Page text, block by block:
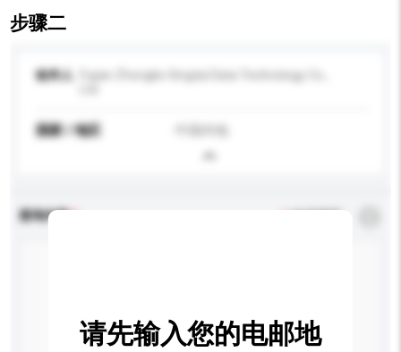
步骤二
收件人
国家 / 地区
查询内容
请先输入您的电邮地